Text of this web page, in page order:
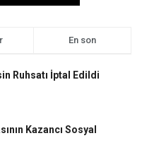
En son
Ruhsatı İptal Edildi
Kazancı Sosyal